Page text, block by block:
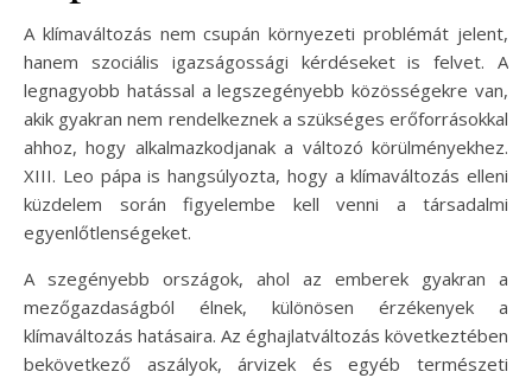
A klímaváltozás nem csupán környezeti problémát jelent,
hanem szociális igazságossági kérdéseket is felvet. A
legnagyobb hatással a legszegényebb közösségekre van,
akik gyakran nem rendelkeznek a szükséges erőforrásokkal
ahhoz, hogy alkalmazkodjanak a változó körülményekhez.
XIII. Leo pápa is hangsúlyozta, hogy a klímaváltozás elleni
küzdelem során figyelembe kell venni a társadalmi
egyenlőtlenségeket.
A szegényebb országok, ahol az emberek gyakran a
mezőgazdaságból élnek, különösen érzékenyek a
klímaváltozás hatásaira. Az éghajlatváltozás következtében
bekövetkező aszályok, árvizek és egyéb természeti